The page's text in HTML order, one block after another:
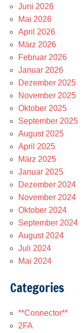
Juni 2026
Mai 2026
April 2026
März 2026
Februar 2026
Januar 2026
Dezember 2025
November 2025
Oktober 2025
September 2025
August 2025
April 2025
März 2025
Januar 2025
Dezember 2024
November 2024
Oktober 2024
September 2024
August 2024
Juli 2024
Mai 2024
Categories
**Connector**
2FA